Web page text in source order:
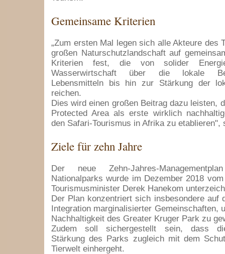
Gemeinsame Kriterien
„Zum ersten Mal legen sich alle Akteure des
großen Naturschutzlandschaft auf
Kriterien fest, die von solider
Wasserwirtschaft über die lokale
Lebensmitteln bis hin zur Stärkung der
reichen.
Dies wird einen großen Beitrag dazu leisten,
Protected Area als erste wirklich
den Safari-Tourismus in Afrika zu etablieren",
Ziele für zehn Jahre
Der neue Zehn-Jahres-
Nationalparks wurde im Dezember 2018
Tourismusminister Derek Hanekom
Der Plan konzentriert sich insbesondere auf
Integration marginalisierter Gemeinschaften,
Nachhaltigkeit des Greater Kruger Park zu
Zudem soll sichergestellt sein, dass
Stärkung des Parks zugleich mit dem
Tierwelt einhergeht.